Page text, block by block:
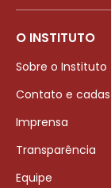
O INSTITUTO
Sobre o Instituto
Contato e
Imprensa
Transparência
Equipe